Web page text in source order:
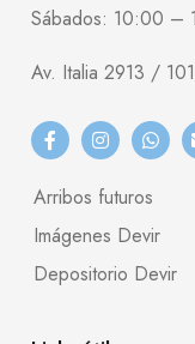
Sábados: 10:00 –
Av. Italia 2913 /
Arribos futuros
Imágenes Devir
Depositorio Devir